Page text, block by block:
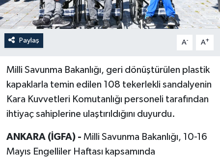
Paylaş A- A+
Milli Savunma Bakanlığı, geri dönüştürülen plastik
kapaklarla temin edilen 108 tekerlekli sandalyenin
Kara Kuvvetleri Komutanlığı personeli tarafından
ihtiyaç sahiplerine ulaştırıldığını duyurdu.
ANKARA (İGFA) - Milli Savunma Bakanlığı, 10-16
Mayıs Engelliler Haftası kapsamında